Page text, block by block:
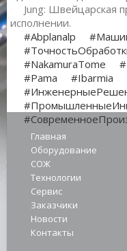
Jung: Швейцарская
исполнении.
#Abplanalp
#NakamuraTome
#Pama
#Ibarmia
Главная
Оборудование
СОЖ
Технологии
Сервис
Заказчики
Новости
Контакты